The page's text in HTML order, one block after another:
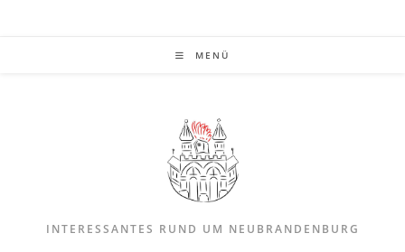
MENÜ
INTERESSANTES RUND UM NEUBRANDENBURG